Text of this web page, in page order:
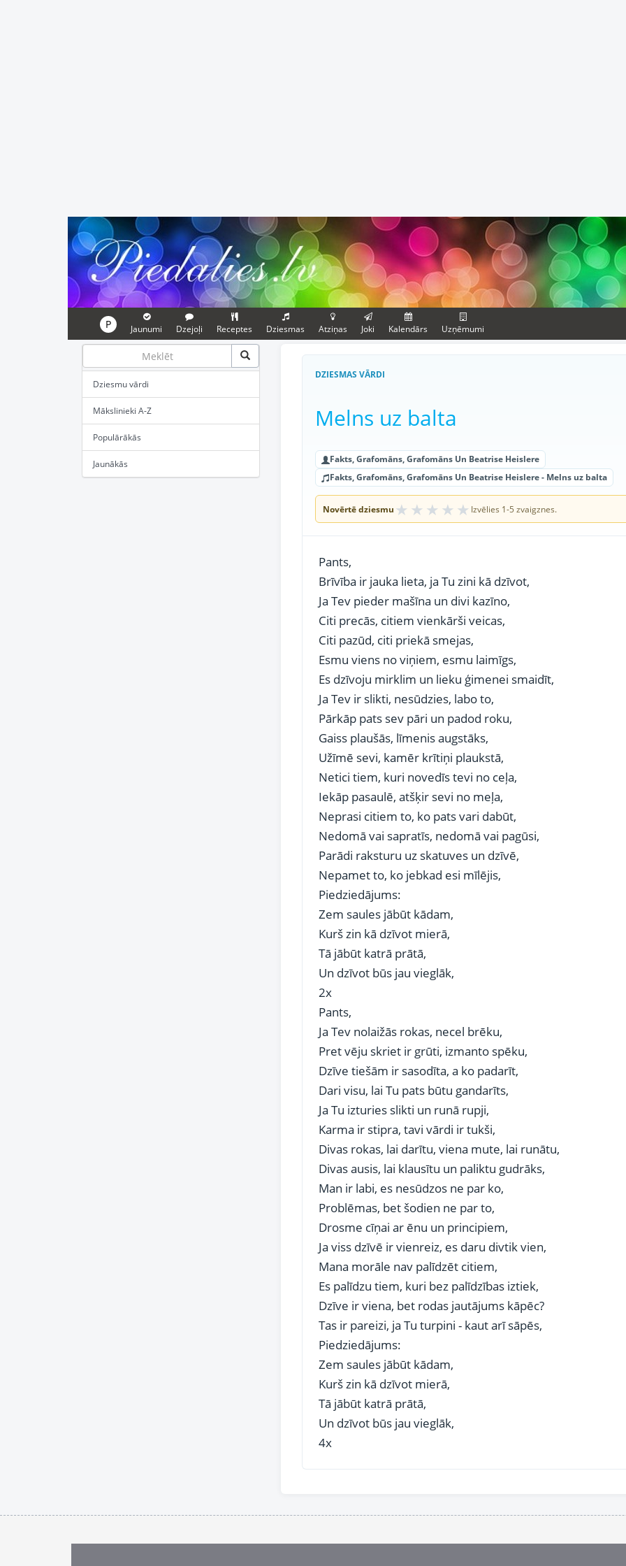
P Jaunumi Dzejoļi Receptes Dziesmas Atziņas Joki Kalendārs Uzņēmumi
Dziesmu vārdi
Mākslinieki A-Z
Populārākās
Jaunākās
DZIESMAS VĀRDI
Melns uz balta
Fakts, Grafomāns, Grafomāns Un Beatrise Heislere
Fakts, Grafomāns, Grafomāns Un Beatrise Heislere - Melns uz balta
Novērtē dziesmu ★ ★ ★ ★ ★ Izvēlies 1-5 zvaigznes.
Pants,
Brīvība ir jauka lieta, ja Tu zini kā dzīvot,
Ja Tev pieder mašīna un divi kazīno,
Citi precās, citiem vienkārši veicas,
Citi pazūd, citi priekā smejas,
Esmu viens no viņiem, esmu laimīgs,
Es dzīvoju mirklim un lieku ģimenei smaidīt,
Ja Tev ir slikti, nesūdzies, labo to,
Pārkāp pats sev pāri un padod roku,
Gaiss plaušās, līmenis augstāks,
Užīmē sevi, kamēr krītiņi plaukstā,
Netici tiem, kuri novedīs tevi no ceļa,
Iekāp pasaulē, atšķir sevi no meļa,
Neprasi citiem to, ko pats vari dabūt,
Nedomā vai sapratīs, nedomā vai pagūsi,
Parādi raksturu uz skatuves un dzīvē,
Nepamet to, ko jebkad esi mīlējis,
Piedziedājums:
Zem saules jābūt kādam,
Kurš zin kā dzīvot mierā,
Tā jābūt katrā prātā,
Un dzīvot būs jau vieglāk,
2x
Pants,
Ja Tev nolaižās rokas, necel brēku,
Pret vēju skriet ir grūti, izmanto spēku,
Dzīve tiešām ir sasodīta, a ko padarīt,
Dari visu, lai Tu pats būtu gandarīts,
Ja Tu izturies slikti un runā rupji,
Karma ir stipra, tavi vārdi ir tukši,
Divas rokas, lai darītu, viena mute, lai runātu,
Divas ausis, lai klausītu un paliktu gudrāks,
Man ir labi, es nesūdzos ne par ko,
Problēmas, bet šodien ne par to,
Drosme cīņai ar ēnu un principiem,
Ja viss dzīvē ir vienreiz, es daru divtik vien,
Mana morāle nav palīdzēt citiem,
Es palīdzu tiem, kuri bez palīdzības iztiek,
Dzīve ir viena, bet rodas jautājums kāpēc?
Tas ir pareizi, ja Tu turpini - kaut arī sāpēs,
Piedziedājums:
Zem saules jābūt kādam,
Kurš zin kā dzīvot mierā,
Tā jābūt katrā prātā,
Un dzīvot būs jau vieglāk,
4x